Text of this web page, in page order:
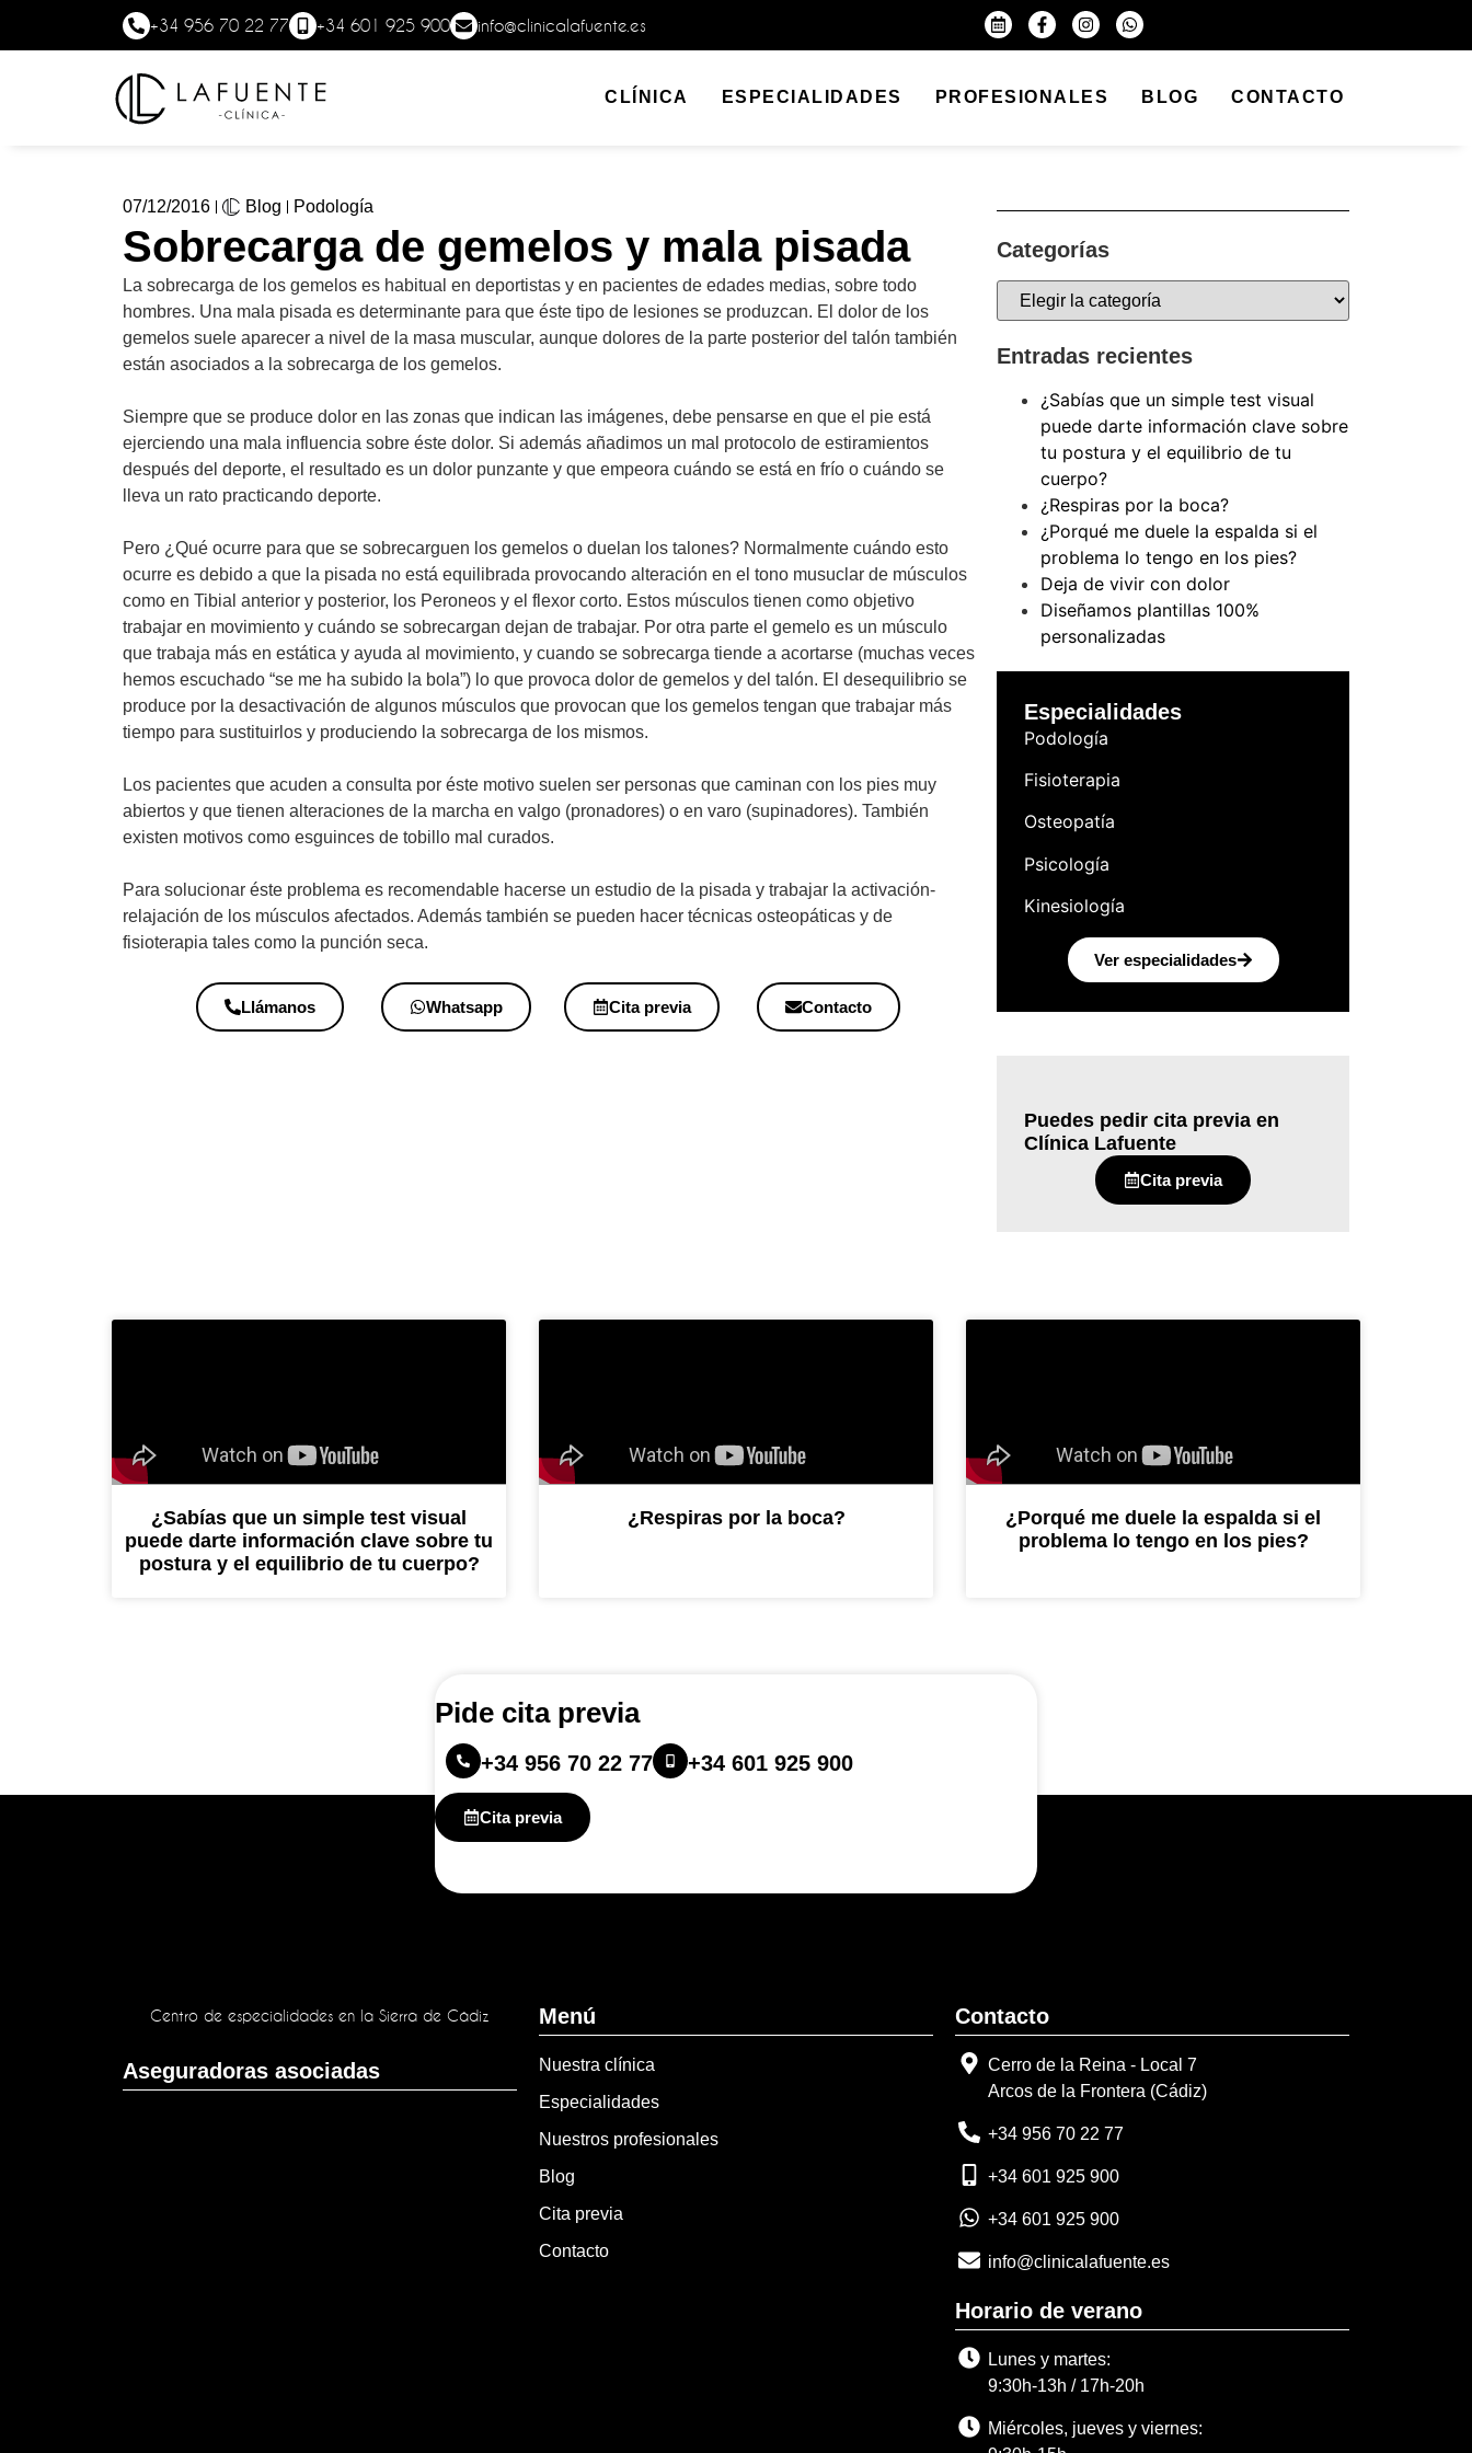
+34 956 70 22 77 +34 601 925 900 info@clinicalafuente.es
CLÍNICA ESPECIALIDADES PROFESIONALES BLOG CONTACTO
07/12/2016 Blog Podología
Sobrecarga de gemelos y mala pisada
La sobrecarga de los gemelos es habitual en deportistas y en pacientes de edades medias, sobre todo
hombres. Una mala pisada es determinante para que éste tipo de lesiones se produzcan. El dolor de los
gemelos suele aparecer a nivel de la masa muscular, aunque dolores de la parte posterior del talón también
están asociados a la sobrecarga de los gemelos.
Siempre que se produce dolor en las zonas que indican las imágenes, debe pensarse en que el pie está
ejerciendo una mala influencia sobre éste dolor. Si además añadimos un mal protocolo de estiramientos
después del deporte, el resultado es un dolor punzante y que empeora cuándo se está en frío o cuándo se
lleva un rato practicando deporte.
Pero ¿Qué ocurre para que se sobrecarguen los gemelos o duelan los talones? Normalmente cuándo esto
ocurre es debido a que la pisada no está equilibrada provocando alteración en el tono musuclar de músculos
como en Tibial anterior y posterior, los Peroneos y el flexor corto. Estos músculos tienen como objetivo
trabajar en movimiento y cuándo se sobrecargan dejan de trabajar. Por otra parte el gemelo es un músculo
que trabaja más en estática y ayuda al movimiento, y cuando se sobrecarga tiende a acortarse (muchas veces
hemos escuchado “se me ha subido la bola”) lo que provoca dolor de gemelos y del talón. El desequilibrio se
produce por la desactivación de algunos músculos que provocan que los gemelos tengan que trabajar más
tiempo para sustituirlos y produciendo la sobrecarga de los mismos.
Los pacientes que acuden a consulta por éste motivo suelen ser personas que caminan con los pies muy
abiertos y que tienen alteraciones de la marcha en valgo (pronadores) o en varo (supinadores). También
existen motivos como esguinces de tobillo mal curados.
Para solucionar éste problema es recomendable hacerse un estudio de la pisada y trabajar la activación-
relajación de los músculos afectados. Además también se pueden hacer técnicas osteopáticas y de
fisioterapia tales como la punción seca.
Llámanos Whatsapp Cita previa Contacto
Categorías
Entradas recientes
¿Sabías que un simple test visual
puede darte información clave sobre
tu postura y el equilibrio de tu
cuerpo?
¿Respiras por la boca?
¿Porqué me duele la espalda si el
problema lo tengo en los pies?
Deja de vivir con dolor
Diseñamos plantillas 100%
personalizadas
Especialidades
Podología
Fisioterapia
Osteopatía
Psicología
Kinesiología
Ver especialidades
Puedes pedir cita previa en
Clínica Lafuente
Cita previa
¿Sabías que un simple test visual
puede darte información clave sobre tu
postura y el equilibrio de tu cuerpo?
¿Respiras por la boca?
¿Porqué me duele la espalda si el
problema lo tengo en los pies?
Pide cita previa
+34 956 70 22 77 +34 601 925 900
Cita previa
Centro de especialidades en la Sierra de Cádiz
Aseguradoras asociadas
Menú
Nuestra clínica
Especialidades
Nuestros profesionales
Blog
Cita previa
Contacto
Contacto
Cerro de la Reina - Local 7
Arcos de la Frontera (Cádiz)
+34 956 70 22 77
+34 601 925 900
+34 601 925 900
info@clinicalafuente.es
Horario de verano
Lunes y martes:
9:30h-13h / 17h-20h
Miércoles, jueves y viernes: